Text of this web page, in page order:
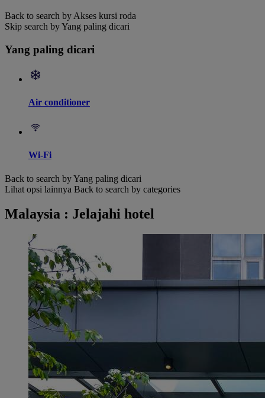
Back to search by Akses kursi roda
Skip search by Yang paling dicari
Yang paling dicari
Air conditioner
Wi-Fi
Back to search by Yang paling dicari
Lihat opsi lainnya Back to search by categories
Malaysia : Jelajahi hotel